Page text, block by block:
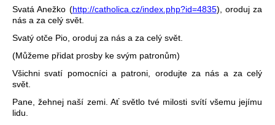
Svatá Anežko (http://catholica.cz/index.php?id=4835), oroduj za
nás a za celý svět.
Svatý otče Pio, oroduj za nás a za celý svět.
(Můžeme přidat prosby ke svým patronům)
Všichni svatí pomocníci a patroni, orodujte za nás a za celý
svět.
Pane, žehnej naší zemi. Ať světlo tvé milosti svítí všemu jejímu
lidu.